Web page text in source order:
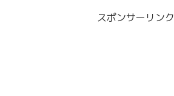
スポンサーリンク